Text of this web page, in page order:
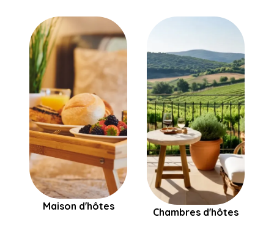
Maison d'hôtes Chambres d'hôtes